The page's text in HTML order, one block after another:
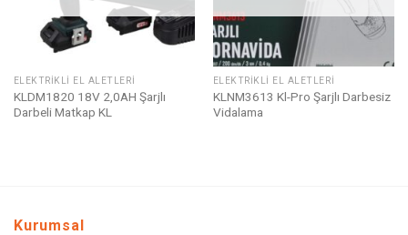
ELEKTRIKLI EL ALETLERI
KLDM1820 18V 2,0AH Şarjlı
Darbeli Matkap KL
ELEKTRIKLI EL ALETLERI
KLNM3613 Kl-Pro Şarjlı Darbesiz
Vidalama
Kurumsal